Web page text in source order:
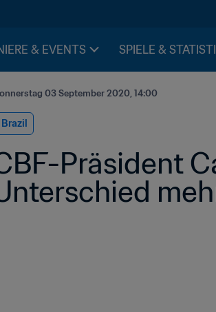
& EVENTS SPIELE &
03 September 2020, 14:00
Brazil
Präsident